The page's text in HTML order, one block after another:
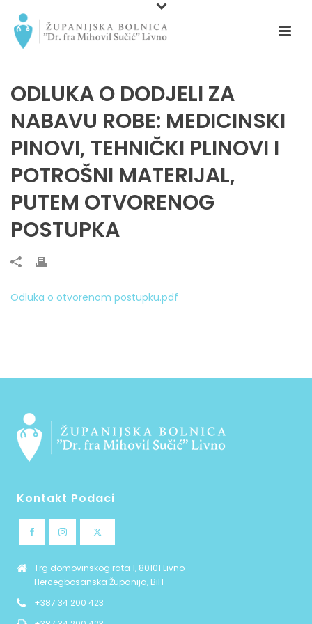
ODLUKA O DODJELI ZA
NABAVU ROBE: MEDICINSKI
PINOVI, TEHNIČKI PLINOVI I
POTROŠNI MATERIJAL,
PUTEM OTVORENOG
POSTUPKA
Odluka o otvorenom postupku.pdf
Kontakt Podaci
Trg domovinskog rata 1, 80101 Livno
Hercegbosanska Županija, BiH
+387 34 200 423